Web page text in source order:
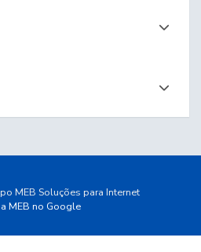
MEB Soluções para Internet
MEB no Google